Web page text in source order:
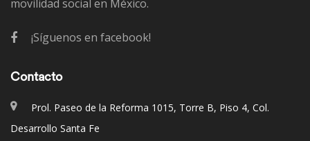
movilidad social en México.
¡Síguenos en facebook!
Contacto
Prol. Paseo de la Reforma 1015, Torre B, Piso 4, Col.
Desarrollo Santa Fe